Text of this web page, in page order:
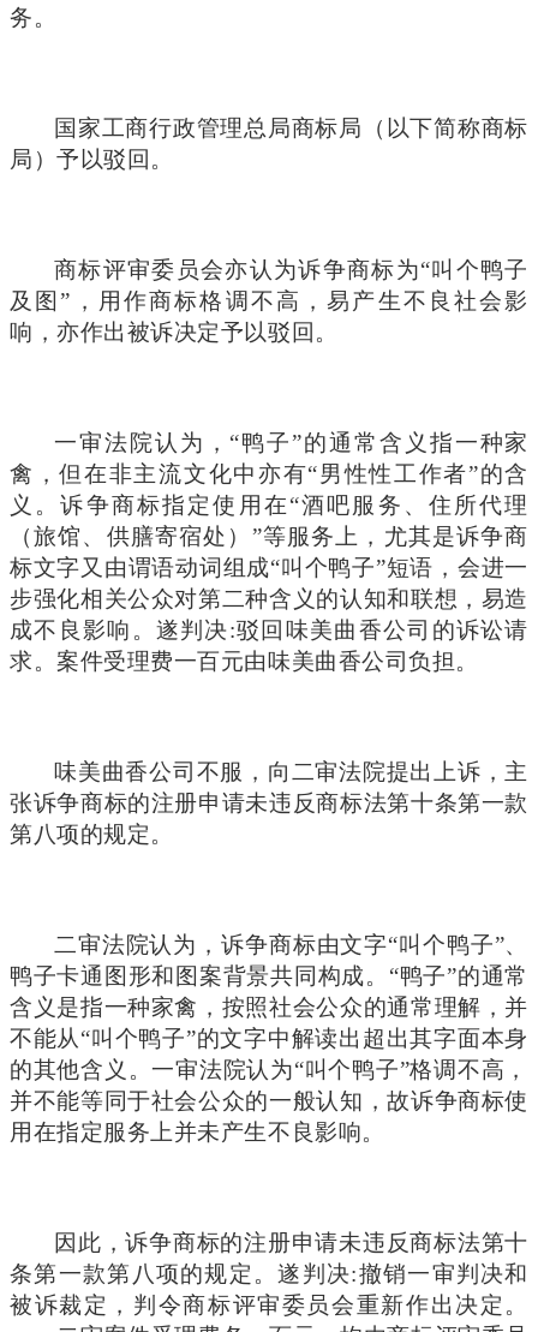
务。
国家工商行政管理总局商标局（以下简称商标
局）予以驳回。
商标评审委员会亦认为诉争商标为“叫个鸭子
及图”，用作商标格调不高，易产生不良社会影
响，亦作出被诉决定予以驳回。
一审法院认为，“鸭子”的通常含义指一种家
禽，但在非主流文化中亦有“男性性工作者”的含
义。诉争商标指定使用在“酒吧服务、住所代理
（旅馆、供膳寄宿处）”等服务上，尤其是诉争商
标文字又由谓语动词组成“叫个鸭子”短语，会进一
步强化相关公众对第二种含义的认知和联想，易造
成不良影响。遂判决:驳回味美曲香公司的诉讼请
求。案件受理费一百元由味美曲香公司负担。
味美曲香公司不服，向二审法院提出上诉，主
张诉争商标的注册申请未违反商标法第十条第一款
第八项的规定。
二审法院认为，诉争商标由文字“叫个鸭子”、
鸭子卡通图形和图案背景共同构成。“鸭子”的通常
含义是指一种家禽，按照社会公众的通常理解，并
不能从“叫个鸭子”的文字中解读出超出其字面本身
的其他含义。一审法院认为“叫个鸭子”格调不高，
并不能等同于社会公众的一般认知，故诉争商标使
用在指定服务上并未产生不良影响。
因此，诉争商标的注册申请未违反商标法第十
条第一款第八项的规定。遂判决:撤销一审判决和
被诉裁定，判令商标评审委员会重新作出决定。